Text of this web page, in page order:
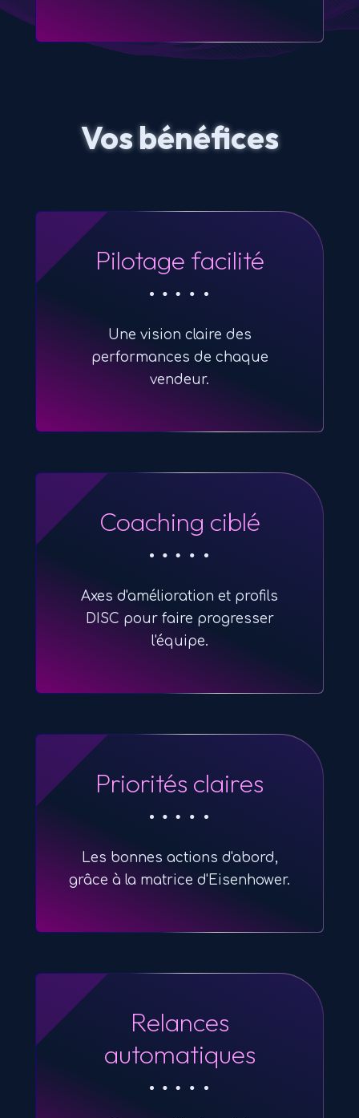
Vos bénéfices
Pilotage facilité
Une vision claire des
performances de chaque
vendeur.
Coaching ciblé
Axes d'amélioration et profils
DISC pour faire progresser
l'équipe.
Priorités claires
Les bonnes actions d'abord,
grâce à la matrice d'Eisenhower.
Relances
automatiques